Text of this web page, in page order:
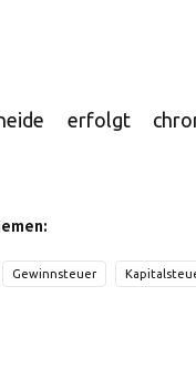
erfolgt
Gewinnsteuer